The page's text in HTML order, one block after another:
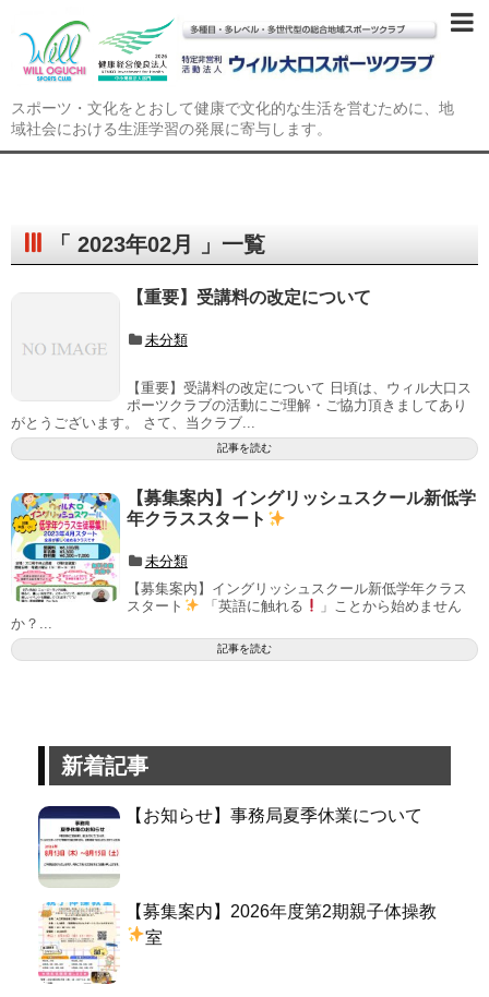
スポーツ・文化をとおして健康で文化的な生活を営むために、地
域社会における生涯学習の発展に寄与します。
「 2023年02月 」一覧
【重要】受講料の改定について
未分類
【重要】受講料の改定について 日頃は、ウィル大口ス
ポーツクラブの活動にご理解・ご協力頂きましてあり
がとうございます。 さて、当クラブ...
記事を読む
【募集案内】イングリッシュスクール新低学
年クラススタート
未分類
【募集案内】イングリッシュスクール新低学年クラス
スタート
「英語に触れる
」ことから始めません
か？...
記事を読む
新着記事
【お知らせ】事務局夏季休業について
【募集案内】2026年度第2期親子体操教
室